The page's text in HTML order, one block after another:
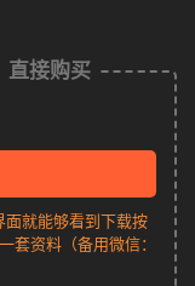
直接购买
面就能够看到下载按
套资料（备用微信：